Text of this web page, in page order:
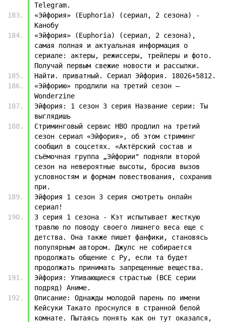
Telegram.
«Эйфория» (Euphoria) (сериал, 2 сезона) -
Канобу
«Эйфория» (Euphoria) (сериал, 2 сезона),
самая полная и актуальная информация о
сериале: актеры, режиссеры, трейлеры и фото.
Получай первым свежие новости и рассылки.
Найти. приватный. Сериал Эйфория. 18026+5812.
«Эйфорию» продлили на третий сезон —
Wonderzine
Эйфория: 1 сезон 3 серия Название серии: Ты
выглядишь
Стриминговый сервис HBO продлил на третий
сезон сериал «Эйфория», об этом стриминг
сообщил в соцсетях. «Актёрский состав и
съёмочная группа „Эйфории" подняли второй
сезон на невероятные высоты, бросив вызов
условностям и формам повествования, сохранив
при.
Эйфория 1 сезон 3 серия смотреть онлайн
сериал!
3 серия 1 сезона - Кэт испытывает жесткую
травлю по поводу своего лишнего веса еще с
детства. Она также пишет фанфики, становясь
популярным автором. Джулс не собирается
продолжать общение с Ру, если та будет
продолжать принимать запрещенные вещества.
Эйфория: Упивающиеся страстью (ВСЕ серии
подряд) Аниме.
Описание: Однажды молодой парень по имени
Кейсуки Такато проснулся в странной белой
комнате. Пытаясь понять как он тут оказался,